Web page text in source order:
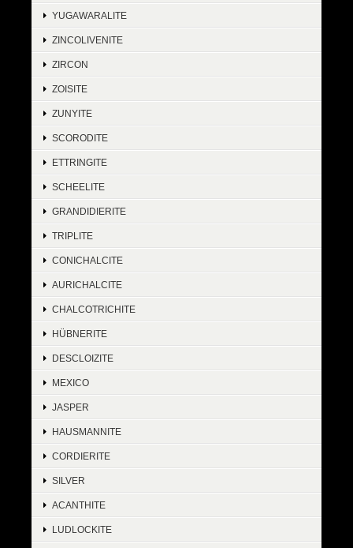
YUGAWARALITE
ZINCOLIVENITE
ZIRCON
ZOISITE
ZUNYITE
SCORODITE
ETTRINGITE
SCHEELITE
GRANDIDIERITE
TRIPLITE
CONICHALCITE
AURICHALCITE
CHALCOTRICHITE
HÜBNERITE
DESCLOIZITE
MEXICO
JASPER
HAUSMANNITE
CORDIERITE
SILVER
ACANTHITE
LUDLOCKITE